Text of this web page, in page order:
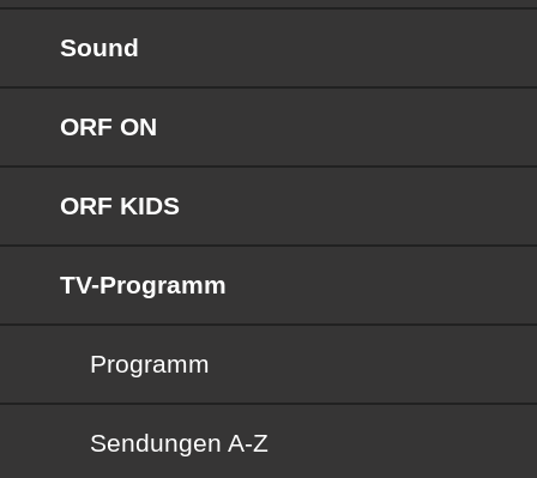
Sound
ORF ON
ORF KIDS
TV-Programm
Programm
Sendungen von A bis Z
Sendungen A-Z